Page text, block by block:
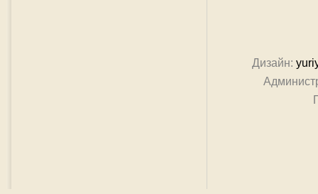
Дизайн: